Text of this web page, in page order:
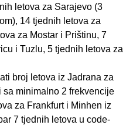
letova za Sarajevo (3
14 tjednih letova za
za Mostar i Prištinu, 7
i Tuzlu, 5 tjednih letova za
broj letova iz Jadrana za
minimalno 2 frekvencije
za Frankfurt i Minhen iz
7 tjednih letova u code-